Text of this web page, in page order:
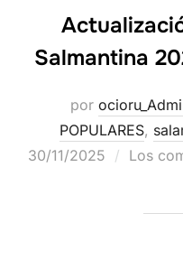
Salmantina
por
POPULARES,
30/11/2025
Los